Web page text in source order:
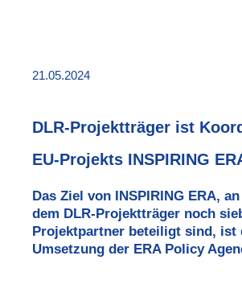
21.05.2024
DLR-Projektträger ist
EU-Projekts INSPIRING
Das Ziel von INSPIRING ERA,
dem DLR-Projektträger noch
Projektpartner beteiligt sind, ist
Umsetzung der ERA Policy